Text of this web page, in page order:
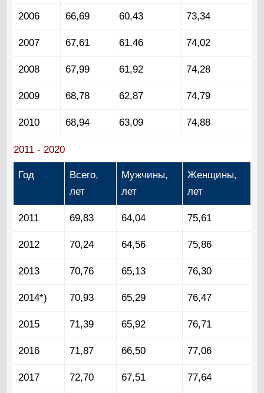
2006 66,69 60,43 73,34
2007 67,61 61,46 74,02
2008 67,99 61,92 74,28
2009 68,78 62,87 74,79
2010 68,94 63,09 74,88
2011 - 2020
Год
Всего,
лет
Мужчины,
лет
Женщины,
лет
2011 69,83 64,04 75,61
2012 70,24 64,56 75,86
2013 70,76 65,13 76,30
2014*) 70,93 65,29 76,47
2015 71,39 65,92 76,71
2016 71,87 66,50 77,06
2017 72,70 67,51 77,64